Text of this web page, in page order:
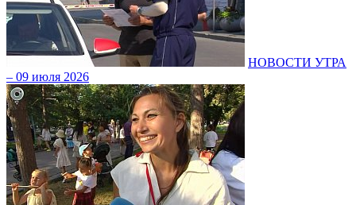
НОВОСТИ УТРА
– 09 июля 2026